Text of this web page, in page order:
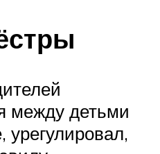
между детьми
урегулировал,